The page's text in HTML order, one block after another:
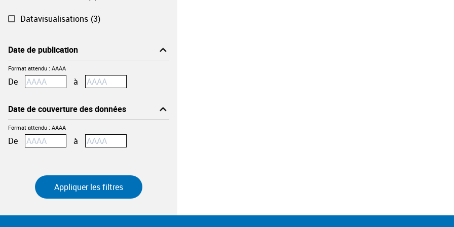
Datavisualisations (3)
Date de publication
Format attendu : AAAA
De Effacer ma saisie
à
Date de couverture des données
Format attendu : AAAA
De à